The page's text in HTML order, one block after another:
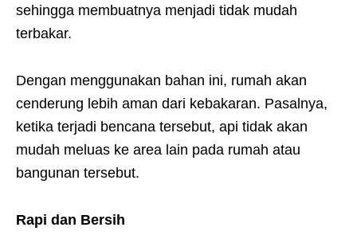
sehingga membuatnya menjadi tidak mudah
terbakar.
Dengan menggunakan bahan ini, rumah akan
cenderung lebih aman dari kebakaran. Pasalnya,
ketika terjadi bencana tersebut, api tidak akan
mudah meluas ke area lain pada rumah atau
bangunan tersebut.
Rapi dan Bersih